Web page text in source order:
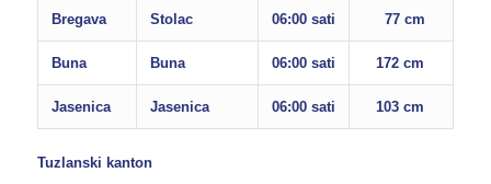
Bregava Stolac 06:00 sati 77 cm
Buna Buna 06:00 sati 172 cm
Jasenica Jasenica 06:00 sati 103 cm
Tuzlanski kanton